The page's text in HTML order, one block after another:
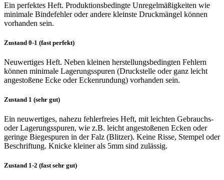
Ein perfektes Heft. Produktionsbedingte Unregelmäßigkeiten wie
minimale Bindefehler oder andere kleinste Druckmängel können
vorhanden sein.
Zustand 0-1 (fast perfekt)
Neuwertiges Heft. Neben kleinen herstellungsbedingten Fehlern
können minimale Lagerungsspuren (Druckstelle oder ganz leicht
angestoßene Ecke oder Eckenrundung) vorhanden sein.
Zustand 1 (sehr gut)
Ein neuwertiges, nahezu fehlerfreies Heft, mit leichten Gebrauchs-
oder Lagerungsspuren, wie z.B. leicht angestoßenen Ecken oder
geringe Biegespuren in der Falz (Blitzer). Keine Risse, Stempel oder
Beschriftung. Knicke kleiner als 5mm sind zulässig.
Zustand 1-2 (fast sehr gut)